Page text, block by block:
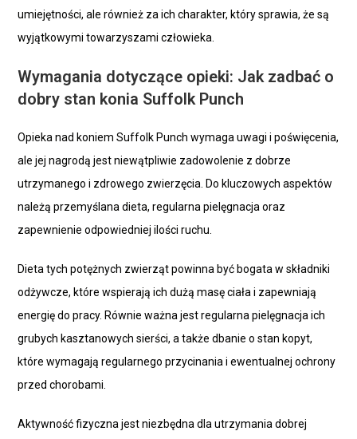
umiejętności, ale również za ich charakter, który sprawia, że są
wyjątkowymi towarzyszami człowieka.
Wymagania dotyczące opieki: Jak zadbać o
dobry stan konia Suffolk Punch
Opieka nad koniem Suffolk Punch wymaga uwagi i poświęcenia,
ale jej nagrodą jest niewątpliwie zadowolenie z dobrze
utrzymanego i zdrowego zwierzęcia. Do kluczowych aspektów
należą przemyślana dieta, regularna pielęgnacja oraz
zapewnienie odpowiedniej ilości ruchu.
Dieta tych potężnych zwierząt powinna być bogata w składniki
odżywcze, które wspierają ich dużą masę ciała i zapewniają
energię do pracy. Równie ważna jest regularna pielęgnacja ich
grubych kasztanowych sierści, a także dbanie o stan kopyt,
które wymagają regularnego przycinania i ewentualnej ochrony
przed chorobami.
Aktywność fizyczna jest niezbędna dla utrzymania dobrej